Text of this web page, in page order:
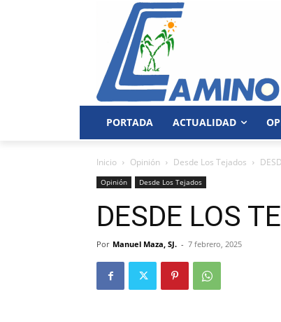
PORTADA ACTUALIDAD
Inicio Opinión Desde Los Tejados
Opinión Desde Los Tejados
DESDE LOS
Por Manuel Maza, SJ. - 7 febrero, 2025